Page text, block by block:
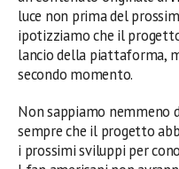
luce non prima del
ipotizziamo che il
lancio della piattaforma,
secondo momento.
Non sappiamo nemmeno
sempre che il progetto
i prossimi sviluppi per